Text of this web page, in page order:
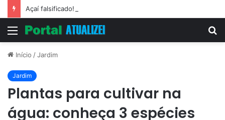
Açaí falsificado! Polícia fecha fábrica em Várzea Grande
Menu
Início /Jardim
Jardim
Plantas para cultivar na
água: conheça 3 espécies